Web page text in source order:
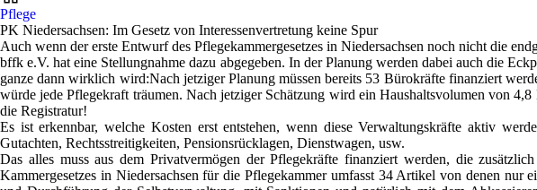
Pflege
PK Niedersachsen: Im Gesetz von Interessenvertretung keine Spur
Auch wenn der erste Entwurf des Pflegekammergesetzes in Niedersachsen noch nicht die
bffk e.V. hat eine Stellungnahme dazu abgegeben. In der Planung werden dabei auch die
ganze dann wirklich wird:Nach jetziger Planung müssen bereits 53 Bürokräfte finanziert
würde jede Pflegekraft träumen. Nach jetziger Schätzung wird ein Haushaltsvolumen von
die Registratur!
Es ist erkennbar, welche Kosten erst entstehen, wenn diese Verwaltungskräfte aktiv
Gutachten, Rechtsstreitigkeiten, Pensionsrücklagen, Dienstwagen, usw.
Das alles muss aus dem Privatvermögen der Pflegekräfte finanziert werden, die
Kammergesetzes in Niedersachsen für die Pflegekammer umfasst 34 Artikel von denen